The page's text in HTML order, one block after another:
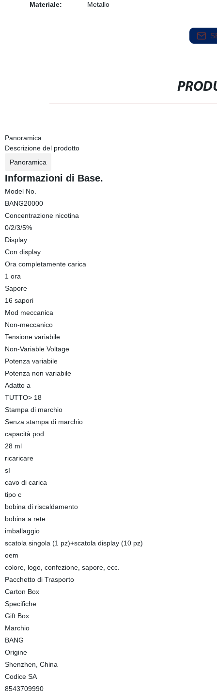
Materiale:
Metallo
Panoramica
Descrizione del prodotto
Panoramica
Informazioni di Base.
Model No.
BANG20000
Concentrazione nicotina
0/2/3/5%
Display
Con display
Ora completamente carica
1 ora
Sapore
16 sapori
Mod meccanica
Non-meccanico
Tensione variabile
Non-Variable Voltage
Potenza variabile
Potenza non variabile
Adatto a
TUTTO> 18
Stampa di marchio
Senza stampa di marchio
capacità pod
28 ml
ricaricare
sì
cavo di carica
tipo c
bobina di riscaldamento
bobina a rete
imballaggio
scatola singola (1 pz)+scatola display (10 pz)
oem
colore, logo, confezione, sapore, ecc.
Pacchetto di Trasporto
Carton Box
Specifiche
Gift Box
Marchio
BANG
Origine
Shenzhen, China
Codice SA
8543709990